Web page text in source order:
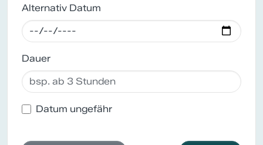
Alternativ Datum
Dauer
Datum ungefähr